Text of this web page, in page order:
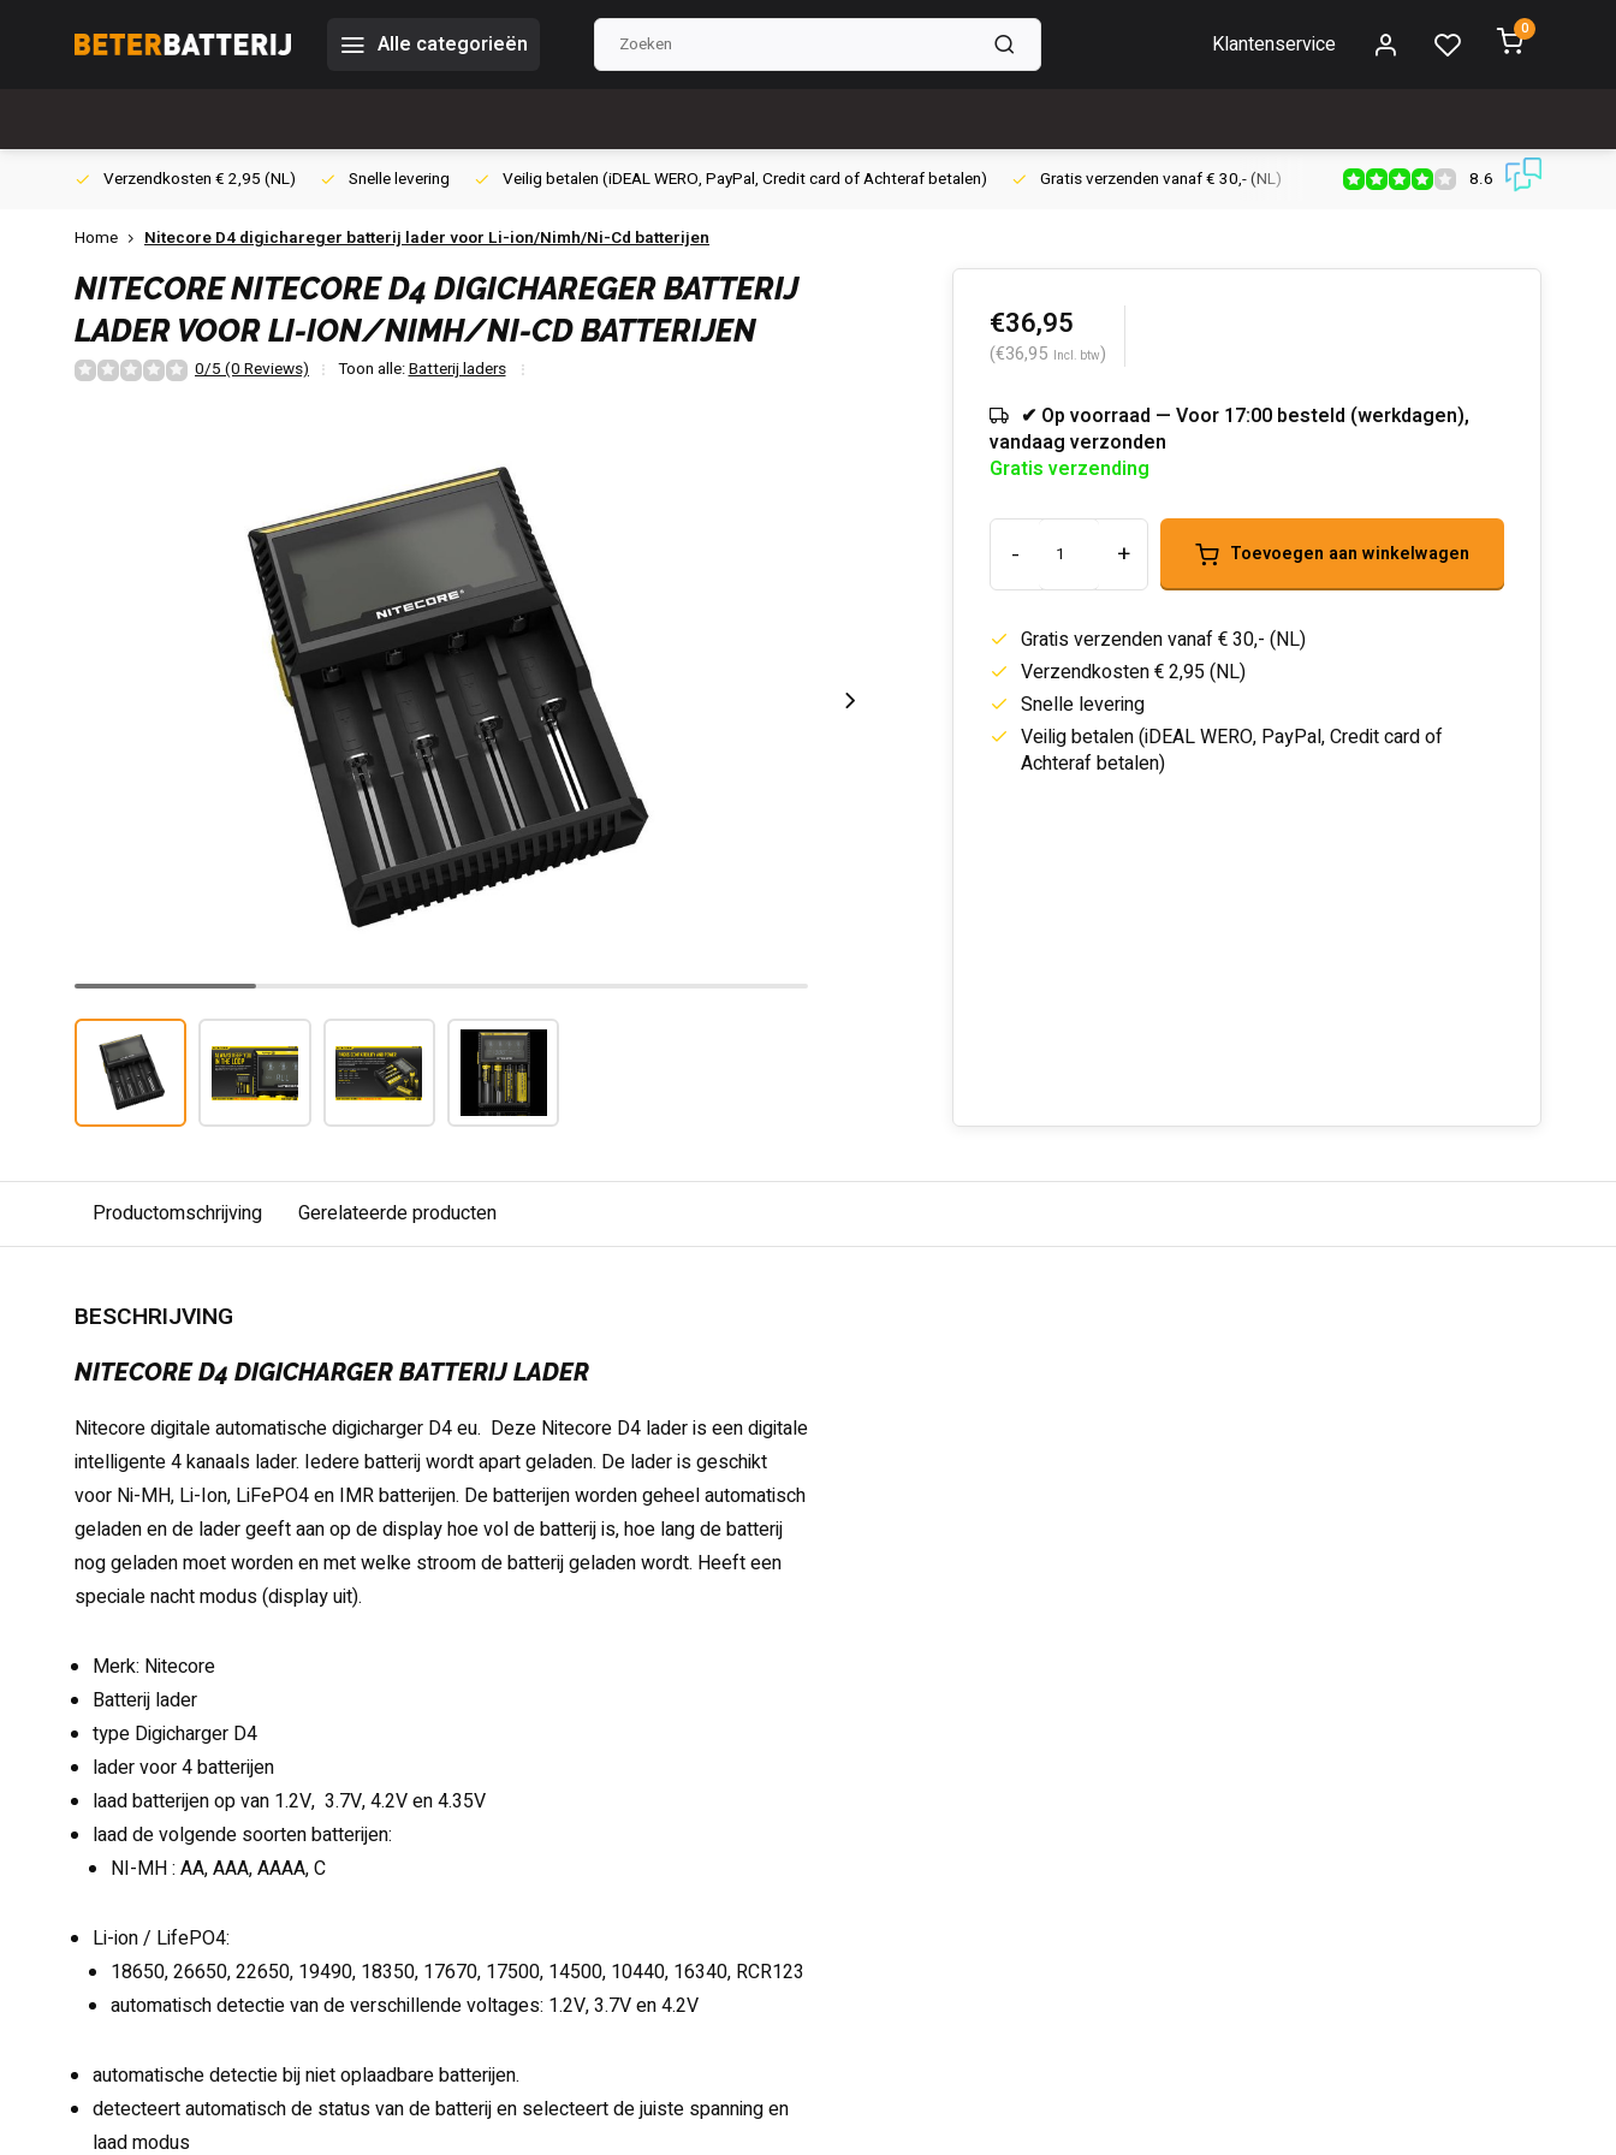
Alle categorieën Klantenservice
0
Verzendkosten € 2,95 (NL) Snelle levering Veilig betalen (iDEAL WERO, PayPal, Credit card of Achteraf betalen) Gratis verzenden vanaf € 30,- (NL) Verzendkosten € 2,95 (NL)
8.6
Home Nitecore D4 digichareger batterij lader voor Li-ion/Nimh/Ni-Cd batterijen
NITECORENITECORE D4 DIGICHAREGER BATTERIJ
LADER VOOR LI-ION/NIMH/NI-CD BATTERIJEN
0/5 (0 Reviews) Toon alle:Batterij laders
€36,95
(€36,95 Incl. btw)
✔ Op voorraad — Voor 17:00 besteld (werkdagen),
vandaag verzonden
Gratis verzending
- + Toevoegen aan winkelwagen
Gratis verzenden vanaf € 30,- (NL)
Verzendkosten € 2,95 (NL)
Snelle levering
Veilig betalen (iDEAL WERO, PayPal, Credit card of
Achteraf betalen)
Productomschrijving Gerelateerde producten
BESCHRIJVING
NITECORE D4 DIGICHARGER BATTERIJ LADER
Nitecore digitale automatische digicharger D4 eu. Deze Nitecore D4 lader is een digitale
intelligente 4 kanaals lader. Iedere batterij wordt apart geladen. De lader is geschikt
voor Ni-MH, Li-Ion, LiFePO4 en IMR batterijen. De batterijen worden geheel automatisch
geladen en de lader geeft aan op de display hoe vol de batterij is, hoe lang de batterij
nog geladen moet worden en met welke stroom de batterij geladen wordt. Heeft een
speciale nacht modus (display uit).
Merk: Nitecore
Batterij lader
type Digicharger D4
lader voor 4 batterijen
laad batterijen op van 1.2V, 3.7V, 4.2V en 4.35V
laad de volgende soorten batterijen:
NI-MH : AA, AAA, AAAA, C
Li-ion / LifePO4:
18650, 26650, 22650, 19490, 18350, 17670, 17500, 14500, 10440, 16340, RCR123
automatisch detectie van de verschillende voltages: 1.2V, 3.7V en 4.2V
automatische detectie bij niet oplaadbare batterijen.
detecteert automatisch de status van de batterij en selecteert de juiste spanning en
laad modus